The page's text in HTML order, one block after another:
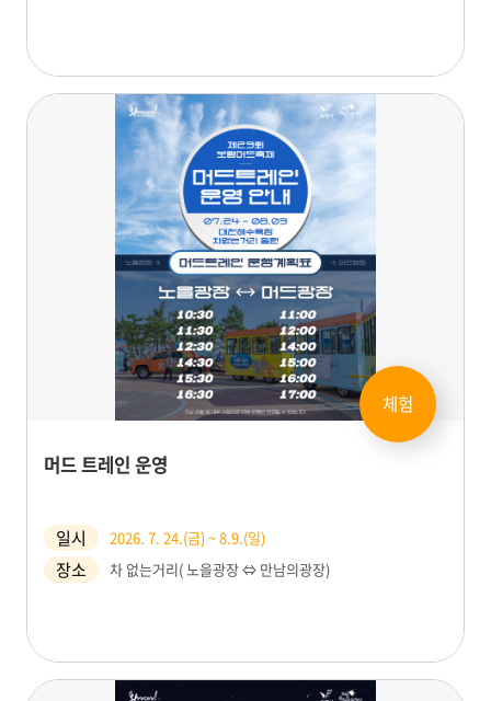
체험
머드 트레인 운영
일시 2026. 7. 24.(금) ~ 8.9.(일)
장소 차 없는거리( 노을광장 ⇔ 만남의광장)